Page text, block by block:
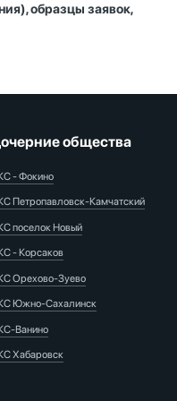
образцы заявок,
общества
- Фокино
Петропавловск-Камчатский
поселок Новый
- Корсаков
Орехово-Зуево
Южно-Сахалинск
Ванино
Хабаровск